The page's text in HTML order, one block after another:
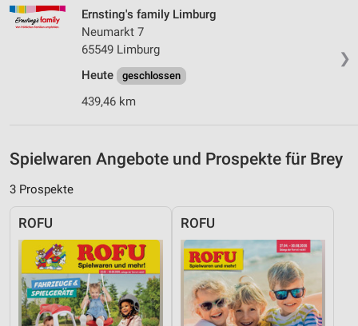
❯
Ernsting's family Limburg
Neumarkt 7
65549 Limburg
Heute
geschlossen
439,46 km
Spielwaren Angebote und Prospekte für Brey
3 Prospekte
ROFU ROFU
Entwicklung und Verbesserung der Angebote
Verwendung reduzierter Daten zur Auswahl von
Verwendung genauer Standortdaten
Informationen identifizieren
Nicht-IAB-Verarbeitungszwecke:
Performance
Funktional
Werbung